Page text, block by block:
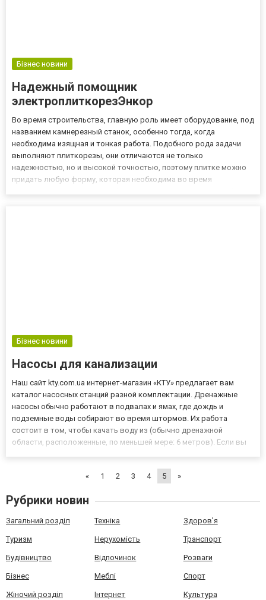
Бізнес новини
Надежный помощник
электроплиткорезЭнкор
Во время строительства, главную роль имеет оборудование, под
названием камнерезный станок, особенно тогда, когда
необходима изящная и тонкая работа. Подобного рода задачи
выполняют плиткорезы, они отличаются не только
надежностью, но и высокой точностью, поэтому плитке можно
придать любую форму, которая необходима во время
Бізнес новини
Насосы для канализации
Наш сайт kty.com.ua интернет-магазин «КТУ» предлагает вам
каталог насосных станций разной комплектации. Дренажные
насосы обычно работают в подвалах и ямах, где дождь и
подземные воды собирают во время штормов. Их работа
состоит в том, чтобы качать воду из (обычно дренажной
области, расположенные, по меньшей мере: 6 метров). Если вы
« 1 2 3 4 5 »
Рубрики новин
Загальний розділ Техніка Здоров'я
Туризм Нерухомість Транспорт
Будівництво Відпочинок Розваги
Бізнес Меблі Спорт
Жіночий розділ Інтернет Культура